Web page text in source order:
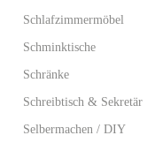
Schlafzimmermöbel
Schminktische
Schränke
Schreibtisch & Sekretär
Selbermachen / DIY